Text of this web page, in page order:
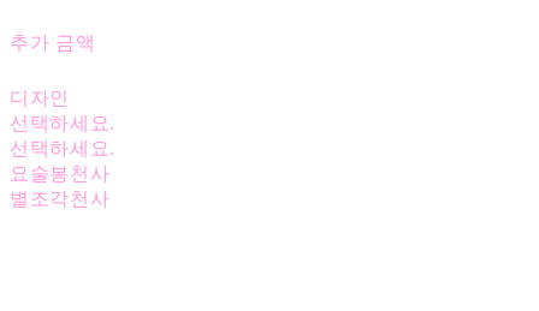
추가 금액
디자인
선택하세요.
선택하세요.
요술봉천사
별조각천사